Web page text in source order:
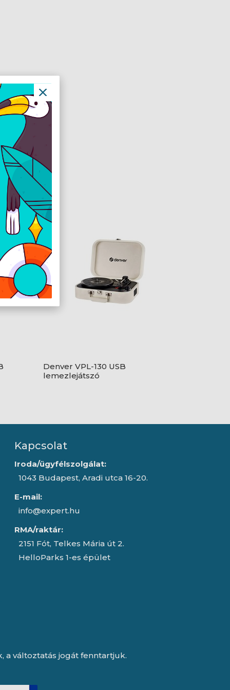
Denver VPL-130 USB
lemezlejátszó
Kapcsolat
Iroda/ügyfélszolgálat:
1043 Budapest, Aradi utca 16-20.
E-mail:
info@expert.hu
RMA/raktár:
2151 Fót, Telkes Mária út 2.
HelloParks 1-es épület
változtatás jogát fenntartjuk.